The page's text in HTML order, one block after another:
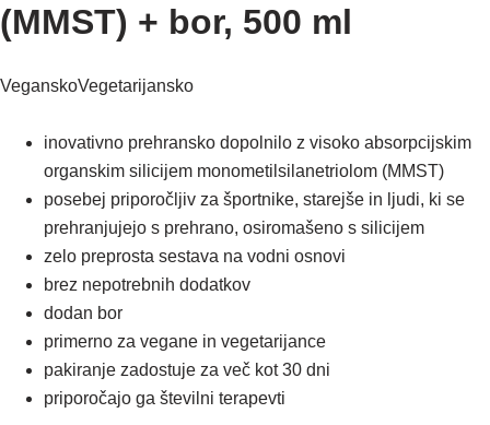
(MMST) + bor, 500 ml
VeganskoVegetarijansko
inovativno prehransko dopolnilo z visoko absorpcijskim
organskim silicijem monometilsilanetriolom (MMST)
posebej priporočljiv za športnike, starejše in ljudi, ki se
prehranjujejo s prehrano, osiromašeno s silicijem
zelo preprosta sestava na vodni osnovi
brez nepotrebnih dodatkov
dodan bor
primerno za vegane in vegetarijance
pakiranje zadostuje za več kot 30 dni
priporočajo ga številni terapevti